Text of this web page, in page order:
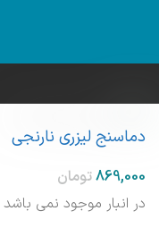
دماسنج لیزری نارنجی
در انبار موجود نمی باشد